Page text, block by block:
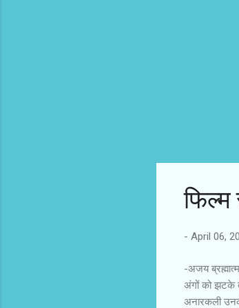
फिल्‍म
- April 06,
-अजय
अंगों को झटके
अनारकली